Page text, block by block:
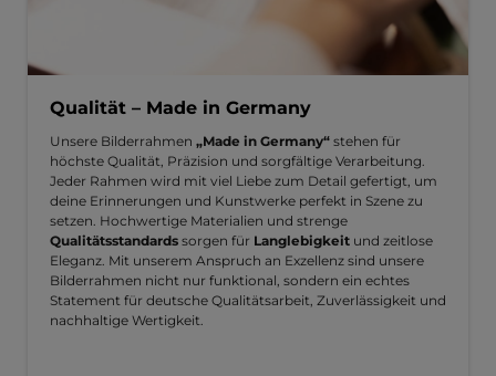
Qualität – Made in Germany
Unsere Bilderrahmen „Made in Germany“ stehen für
höchste Qualität, Präzision und sorgfältige Verarbeitung.
Jeder Rahmen wird mit viel Liebe zum Detail gefertigt, um
deine Erinnerungen und Kunstwerke perfekt in Szene zu
setzen. Hochwertige Materialien und strenge
Qualitätsstandards sorgen für Langlebigkeit und zeitlose
Eleganz. Mit unserem Anspruch an Exzellenz sind unsere
Bilderrahmen nicht nur funktional, sondern ein echtes
Statement für deutsche Qualitätsarbeit, Zuverlässigkeit und
nachhaltige Wertigkeit.